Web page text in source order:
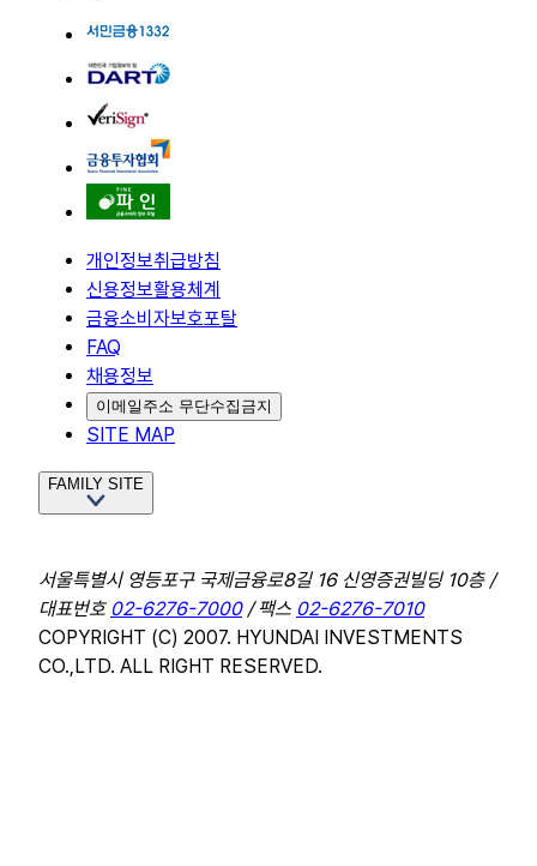
개인정보취급방침
신용정보활용체계
금융소비자보호포탈
FAQ
채용정보
이메일주소 무단수집금지
SITE MAP
FAMILY SITE
서울특별시 영등포구 국제금융로8길 16 신영증권빌딩 10층 /
대표번호 02-6276-7000/ 팩스 02-6276-7010
COPYRIGHT (C) 2007. HYUNDAI INVESTMENTS
CO.,LTD. ALL RIGHT RESERVED.